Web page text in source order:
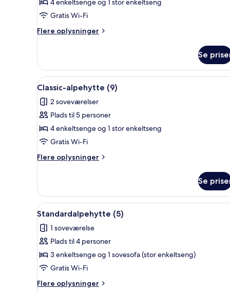
Classic-
alpehytte
(4)
4 enkeltsenge og 1 stor enkeltseng
Gratis Wi-Fi
Flere oplysninger
Flere
alpehytte
(4)
Se
Indlæs
alle
billeder
af
Classic-
alpehytte
(9)
En træterrasse med en
4
Classic-alpehytte (9)
2 soveværelser
Plads til 5 personer
4 enkeltsenge og 1 stor enkeltseng
Gratis Wi-Fi
Flere oplysninger
Flere
alpehytte
(9)
Se
Indlæs
alle
billeder
af
Standardalpehytte
(5)
En overdækket terrasse med
4
Standardalpehytte (5)
1 soveværelse
Plads til 4 personer
3 enkeltsenge og 1 sovesofa (stor enkeltseng)
Gratis Wi-Fi
Flere oplysninger
Flere